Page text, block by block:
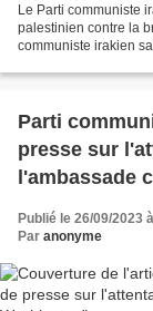
Le Parti communiste
palestinien contre la
communiste irakien
Parti
presse sur
l'ambassade
Publié le 26/09/2023
Par anonyme